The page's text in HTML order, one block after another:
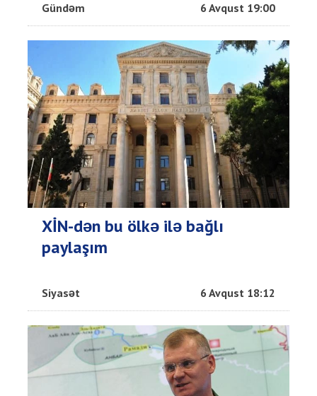
Gündəm 6 Avqust 19:00
XİN-dən bu ölkə ilə bağlı
paylaşım
Siyasət 6 Avqust 18:12